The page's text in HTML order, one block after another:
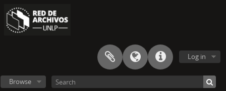
Log in
Browse